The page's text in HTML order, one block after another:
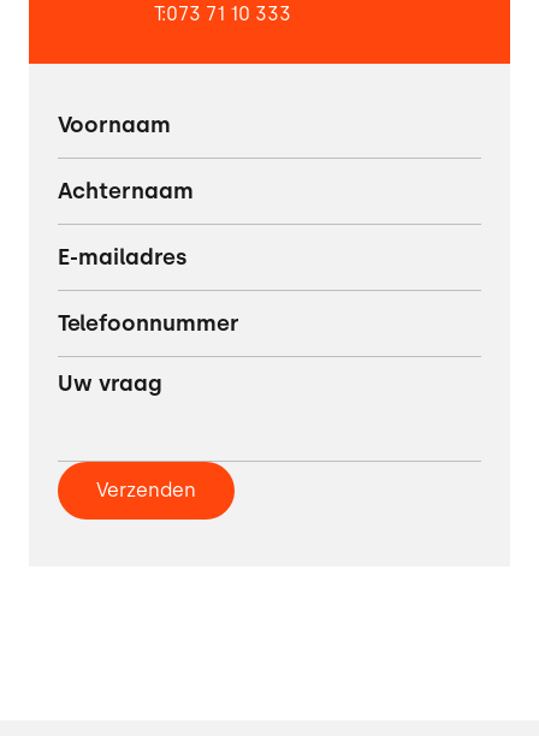
T:073 71 10 333